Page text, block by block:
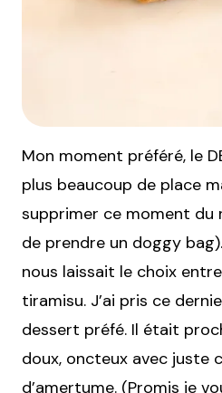
Mon moment préféré, le
plus beaucoup de place
supprimer ce moment du
de prendre un doggy
nous laissait le choix
tiramisu. J’ai pris ce
dessert préfé. Il était
doux, oncteux avec juste
d’amertume. (Promis je